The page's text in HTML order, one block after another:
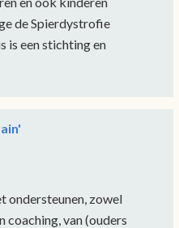
de Spierdystrofie
is een stichting en
ondersteunen, zowel
coaching, van (ouders